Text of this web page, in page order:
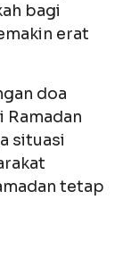
bagi
erat
doa
Ramadan
situasi
tetap